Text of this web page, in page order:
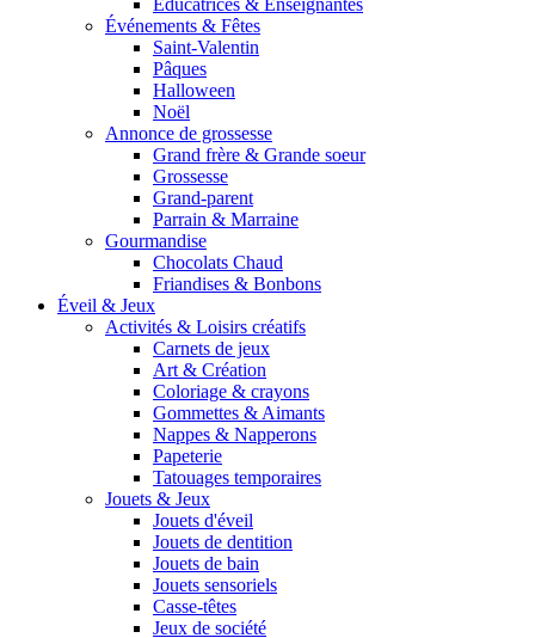
Éducatrices & Enseignantes
Événements & Fêtes
Saint-Valentin
Pâques
Halloween
Noël
Annonce de grossesse
Grand frère & Grande soeur
Grossesse
Grand-parent
Parrain & Marraine
Gourmandise
Chocolats Chaud
Friandises & Bonbons
Éveil & Jeux
Activités & Loisirs créatifs
Carnets de jeux
Art & Création
Coloriage & crayons
Gommettes & Aimants
Nappes & Napperons
Papeterie
Tatouages temporaires
Jouets & Jeux
Jouets d'éveil
Jouets de dentition
Jouets de bain
Jouets sensoriels
Casse-têtes
Jeux de société